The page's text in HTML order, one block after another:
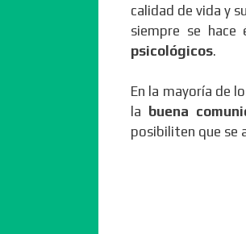
calidad de vida y
siempre se hace
psicológicos.
En la mayoría de
la buena
posibiliten que se